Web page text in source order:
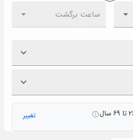
ساعت برگشت
تغییر